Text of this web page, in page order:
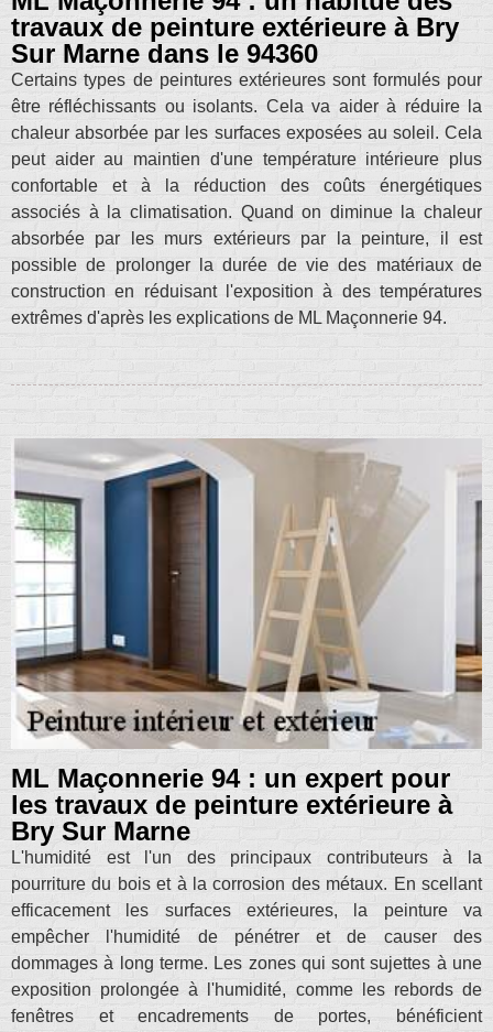
travaux de peinture extérieure à Bry
Sur Marne dans le 94360
Certains types de peintures extérieures sont formulés pour
être réfléchissants ou isolants. Cela va aider à réduire la
chaleur absorbée par les surfaces exposées au soleil. Cela
peut aider au maintien d'une température intérieure plus
confortable et à la réduction des coûts énergétiques
associés à la climatisation. Quand on diminue la chaleur
absorbée par les murs extérieurs par la peinture, il est
possible de prolonger la durée de vie des matériaux de
construction en réduisant l'exposition à des températures
extrêmes d'après les explications de ML Maçonnerie 94.
ML Maçonnerie 94 : un expert pour
les travaux de peinture extérieure à
Bry Sur Marne
L'humidité est l'un des principaux contributeurs à la
pourriture du bois et à la corrosion des métaux. En scellant
efficacement les surfaces extérieures, la peinture va
empêcher l'humidité de pénétrer et de causer des
dommages à long terme. Les zones qui sont sujettes à une
exposition prolongée à l'humidité, comme les rebords de
fenêtres et encadrements de portes, bénéficient